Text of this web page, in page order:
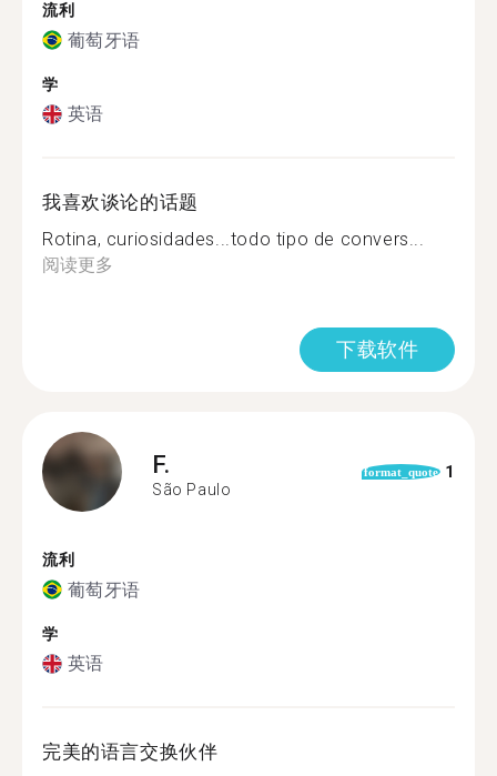
流利
葡萄牙语
学
英语
我喜欢谈论的话题
Rotina, curiosidades...todo tipo de convers...
阅读更多
下载软件
F.
São Paulo
format_quote 1
流利
葡萄牙语
学
英语
完美的语言交换伙伴